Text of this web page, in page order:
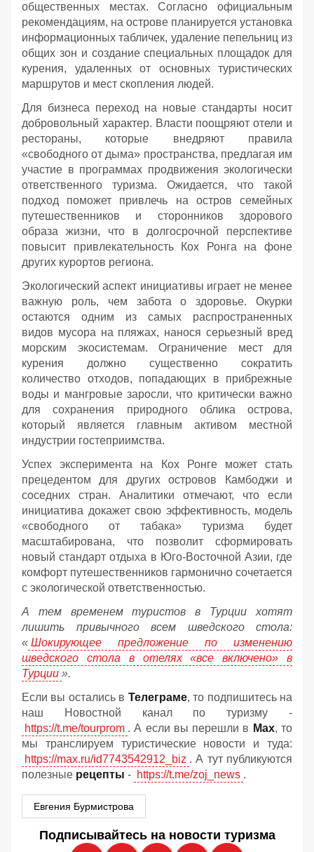
общественных местах. Согласно официальным
рекомендациям, на острове планируется установка
информационных табличек, удаление пепельниц из
общих зон и создание специальных площадок для
курения, удаленных от основных туристических
маршрутов и мест скопления людей.
Для бизнеса переход на новые стандарты носит
добровольный характер. Власти поощряют отели и
рестораны, которые внедряют правила
«свободного от дыма» пространства, предлагая им
участие в программах продвижения экологически
ответственного туризма. Ожидается, что такой
подход поможет привлечь на остров семейных
путешественников и сторонников здорового
образа жизни, что в долгосрочной перспективе
повысит привлекательность Кох Ронга на фоне
других курортов региона.
Экологический аспект инициативы играет не менее
важную роль, чем забота о здоровье. Окурки
остаются одним из самых распространенных
видов мусора на пляжах, нанося серьезный вред
морским экосистемам. Ограничение мест для
курения должно существенно сократить
количество отходов, попадающих в прибрежные
воды и мангровые заросли, что критически важно
для сохранения природного облика острова,
который является главным активом местной
индустрии гостеприимства.
Успех эксперимента на Кох Ронге может стать
прецедентом для других островов Камбоджи и
соседних стран. Аналитики отмечают, что если
инициатива докажет свою эффективность, модель
«свободного от табака» туризма будет
масштабирована, что позволит сформировать
новый стандарт отдыха в Юго-Восточной Азии, где
комфорт путешественников гармонично сочетается
с экологической ответственностью.
А тем временем туристов в Турции хотят
лишить привычного всем шведского стола:
« Шокирующее предложение по изменению
шведского стола в отелях «все включено» в
Турции ».
Если вы остались в Телеграме, то подпишитесь на
наш Новостной канал по туризму -
https://t.me/tourprom . А если вы перешли в Мах, то
мы транслируем туристические новости и туда:
https://max.ru/id7743542912_biz . А тут публикуются
полезные рецепты - https://t.me/zoj_news .
Евгения Бурмистрова
Подписывайтесь на новости туризма